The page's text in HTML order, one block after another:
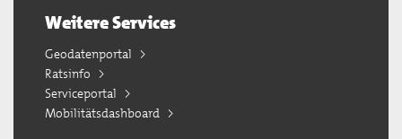
Weitere Services
Geodatenportal
Ratsinfo
Serviceportal
Mobilitätsdashboard